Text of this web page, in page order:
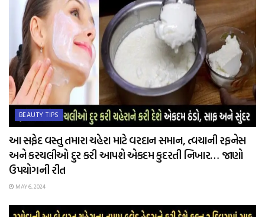
BEAUTY TIPS
આ સફેદ વસ્તુ તમારા ચહેરા માટે વરદાન સમાન, ત્વચાની રફનેસ
અને કરચલીઓ દુર કરી આપશે એકદમ કુદરતી નિખાર… જાણો
ઉપયોગની રીત
MAY 6, 2024